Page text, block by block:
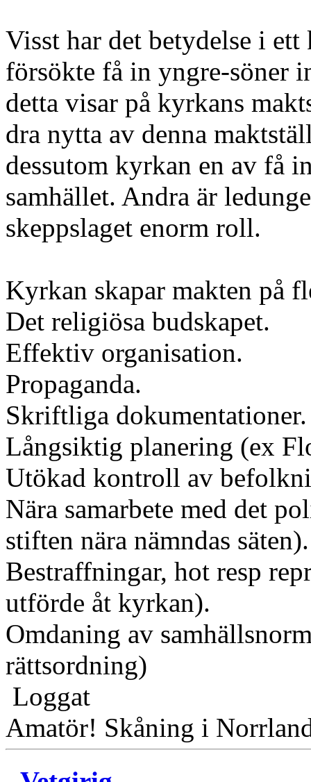
Visst har det betydelse i ett
försökte få in yngre-söner
detta visar på kyrkans
dra nytta av denna
dessutom kyrkan en av få
samhället. Andra är
skeppslaget enorm roll.
Kyrkan skapar makten på
Det religiösa budskapet.
Effektiv organisation.
Propaganda.
Skriftliga dokumentationer.
Långsiktig planering (ex
Utökad kontroll av
Nära samarbete med det
stiften nära nämndas säten).
Bestraffningar, hot resp
utförde åt kyrkan).
Omdaning av
rättsordning)
Loggat
Amatör! Skåning i